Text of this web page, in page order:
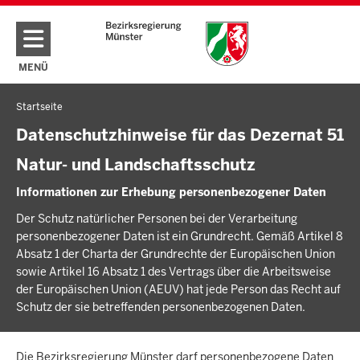
Direkt zum Inhalt
MENÜ
NAVIGATION AKTIVIEREN/DEAKTIVIEREN: HAUPTMENÜ
Sie
befinden
hier
Startseite
Datenschutzhinweise für das Dezernat 51
Natur- und Landschaftsschutz
Informationen zur Erhebung personenbezogener Daten
Der Schutz natürlicher Personen bei der Verarbeitung
personenbezogener Daten ist ein Grundrecht. Gemäß Artikel 8
Absatz 1 der Charta der Grundrechte der Europäischen Union
sowie Artikel 16 Absatz 1 des Vertrags über die Arbeitsweise
der Europäischen Union (AEUV) hat jede Person das Recht auf
Schutz der sie betreffenden personenbezogenen Daten.
Die Bezirksregierung Münster darf personenbezogene Daten